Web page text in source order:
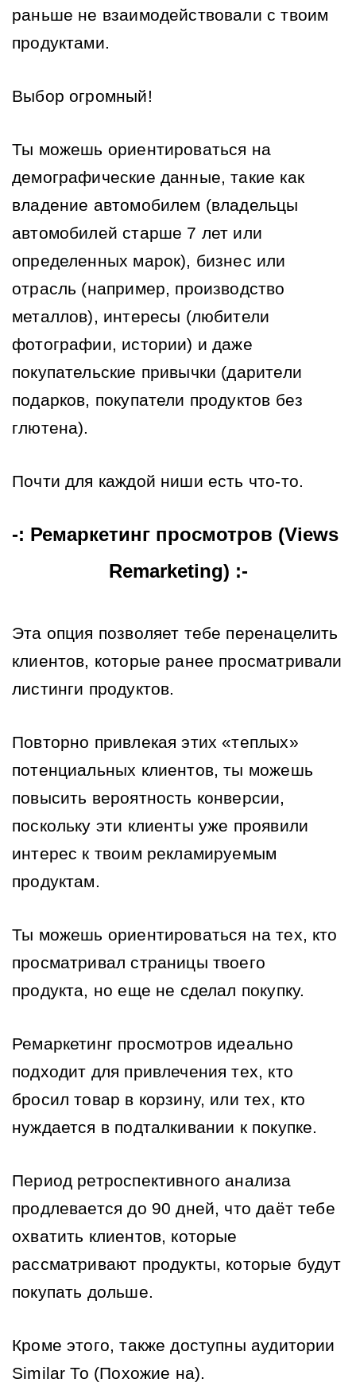
раньше не взаимодействовали с твоим
продуктами.
Выбор огромный!
Ты можешь ориентироваться на
демографические данные, такие как
владение автомобилем (владельцы
автомобилей старше 7 лет или
определенных марок), бизнес или
отрасль (например, производство
металлов), интересы (любители
фотографии, истории) и даже
покупательские привычки (дарители
подарков, покупатели продуктов без
глютена).
Почти для каждой ниши есть что-то.
-: Ремаркетинг просмотров (Views
Remarketing) :-
Эта опция позволяет тебе перенацелить
клиентов, которые ранее просматривали
листинги продуктов.
Повторно привлекая этих «теплых»
потенциальных клиентов, ты можешь
повысить вероятность конверсии,
поскольку эти клиенты уже проявили
интерес к твоим рекламируемым
продуктам.
Ты можешь ориентироваться на тех, кто
просматривал страницы твоего
продукта, но еще не сделал покупку.
Ремаркетинг просмотров идеально
подходит для привлечения тех, кто
бросил товар в корзину, или тех, кто
нуждается в подталкивании к покупке.
Период ретроспективного анализа
продлевается до 90 дней, что даёт тебе
охватить клиентов, которые
рассматривают продукты, которые будут
покупать дольше.
Кроме этого, также доступны аудитории
Similar To (Похожие на).